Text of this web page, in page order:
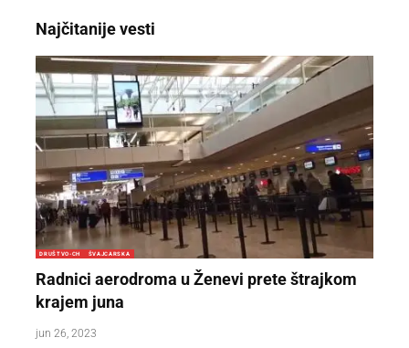
Najčitanije vesti
DRUŠTVO-CH ŠVAJCARSKA
Radnici aerodroma u Ženevi prete štrajkom
krajem juna
jun 26, 2023